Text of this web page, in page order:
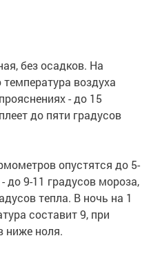
без осадков. На
воздуха
- до 15
до пяти градусов
опустятся до 5-
до 9-11 градусов мороза,
тепла. В ночь на 1
составит 9, при
ниже ноля.